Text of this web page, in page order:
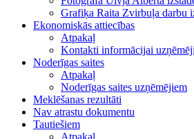
Grafiķa Raita Zvirbuļa darbu
Ekonomiskās attiecības
Atpakaļ
Kontakti informācijai
Noderīgas saites
Atpakaļ
Noderīgas saites uzņēmējiem
Meklēšanas rezultāti
Nav atrastu dokumentu
Tautiešiem
Atpakaļ